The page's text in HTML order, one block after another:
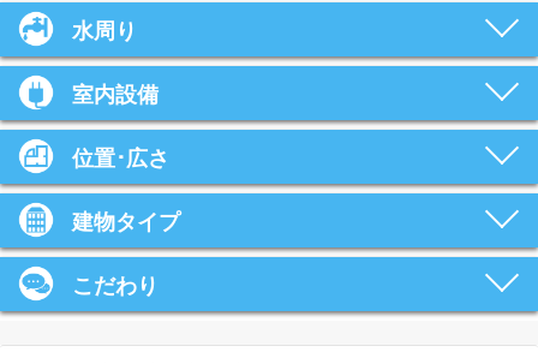
水周り
室内設備
位置･広さ
建物タイプ
こだわり